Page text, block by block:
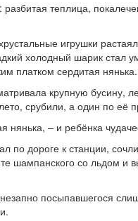
теплица,
игрушки
холодный шарик стал
платком сердитая нянька.
крупную бусину,
срубили, а один по её
нянька, – и ребёнка
по дороге к станции,
шампанского со льдом и
посыпавшегося